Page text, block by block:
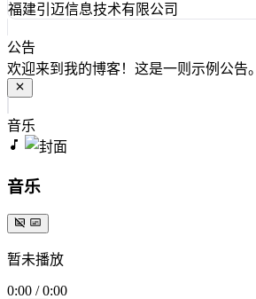
福建引迈信息技术有限公司
公告
欢迎来到我的博客！这是一则示例公告。
音乐
音乐
暂未播放
0:00 / 0:00